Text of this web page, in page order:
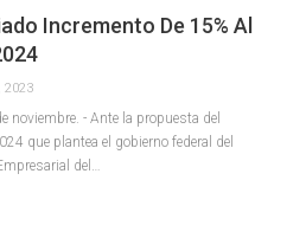
Incremento De 15% Al
2023
noviembre. - Ante la propuesta del
que plantea el gobierno federal del
del …